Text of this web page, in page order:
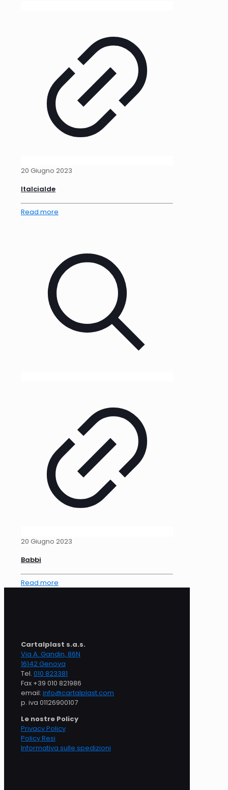
20 Giugno 2023
Italcialde
Read more
20 Giugno 2023
Babbi
Read more
Cartalplast s.a.s.
Via A. Gandin, 86N
16142 Genova
Tel. 010 823381
Fax +39 010 821986
email: info@cartalplast.com
p. iva 01126900107
Le nostre Policy
Privacy Policy
Policy Resi
Informativa sulle spedizioni